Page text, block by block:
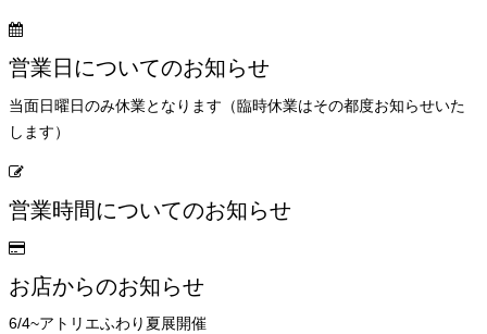
営業日についてのお知らせ
当面日曜日のみ休業となります（臨時休業はその都度お知らせいた
します）
営業時間についてのお知らせ
お店からのお知らせ
6/4~アトリエふわり夏展開催